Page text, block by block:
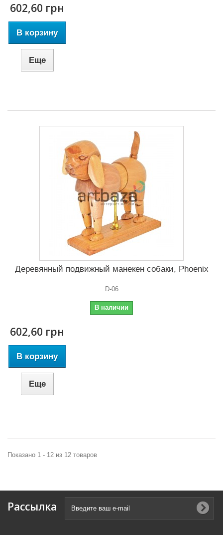
602,60 грн
В корзину
Еще
Деревянный подвижный манекен собаки, Phoenix
D-06
В наличии
602,60 грн
В корзину
Еще
Показано 1 - 12 из 12 товаров
Рассылка